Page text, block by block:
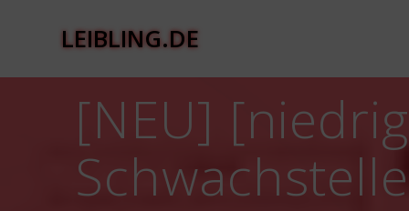
LEIBLING.DE
[NEU]